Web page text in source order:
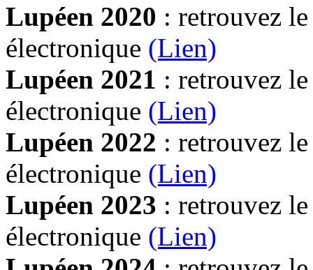
Lupéen 2020 : retrouvez
électronique (Lien)
Lupéen 2021 : retrouvez
électronique (Lien)
Lupéen 2022 : retrouvez
électronique (Lien)
Lupéen 2023 : retrouvez
électronique (Lien)